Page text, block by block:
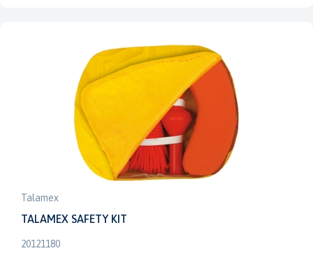
Talamex
TALAMEX SAFETY KIT
20121180